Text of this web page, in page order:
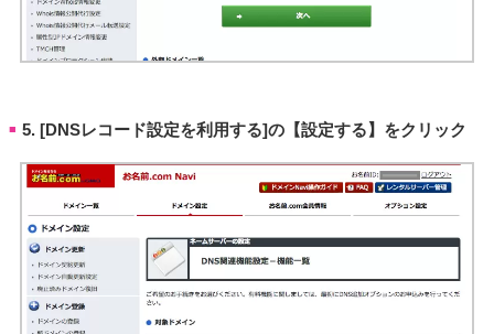
■ 5. [DNSレコード設定を利用する]の【設定する】をクリック